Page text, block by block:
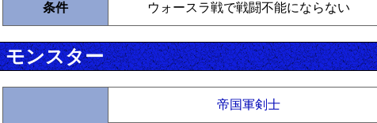
条件 ウォースラ戦で戦闘不能にならない
モンスター
帝国軍剣士